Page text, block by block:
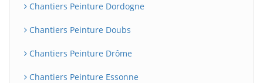
Chantiers Peinture Dordogne
Chantiers Peinture Doubs
Chantiers Peinture Drôme
Chantiers Peinture Essonne